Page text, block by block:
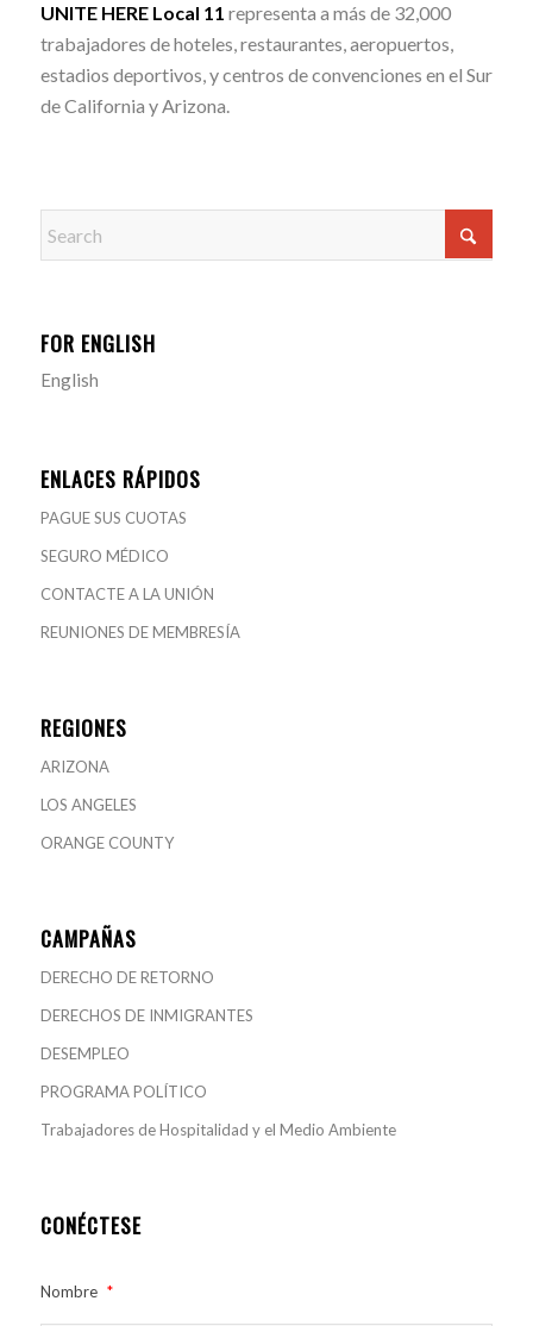
UNITE HERE Local 11 representa a más de 32,000
trabajadores de hoteles, restaurantes, aeropuertos,
estadios deportivos, y centros de convenciones en el Sur
de California y Arizona.
FOR ENGLISH
English
ENLACES RÁPIDOS
PAGUE SUS CUOTAS
SEGURO MÉDICO
CONTACTE A LA UNIÓN
REUNIONES DE MEMBRESÍA
REGIONES
ARIZONA
LOS ANGELES
ORANGE COUNTY
CAMPAÑAS
DERECHO DE RETORNO
DERECHOS DE INMIGRANTES
DESEMPLEO
PROGRAMA POLÍTICO
Trabajadores de Hospitalidad y el Medio Ambiente
CONÉCTESE
Nombre *